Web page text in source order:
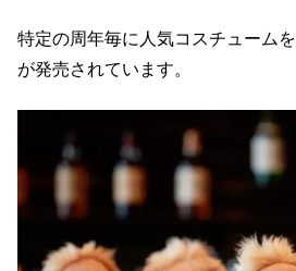
特定の周年毎に人気コスチューム
が発売されています。